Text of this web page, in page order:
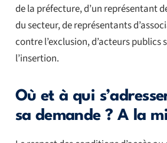
de la préfecture, d’un représentant
du secteur, de représentants
contre l’exclusion, d’acteurs publics
l’insertion.
Où et à qui
sa demande ? A la